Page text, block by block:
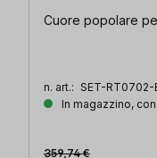
Cuore popolare
n. art.: SET-RT0702-
In magazzino,
359,74 €